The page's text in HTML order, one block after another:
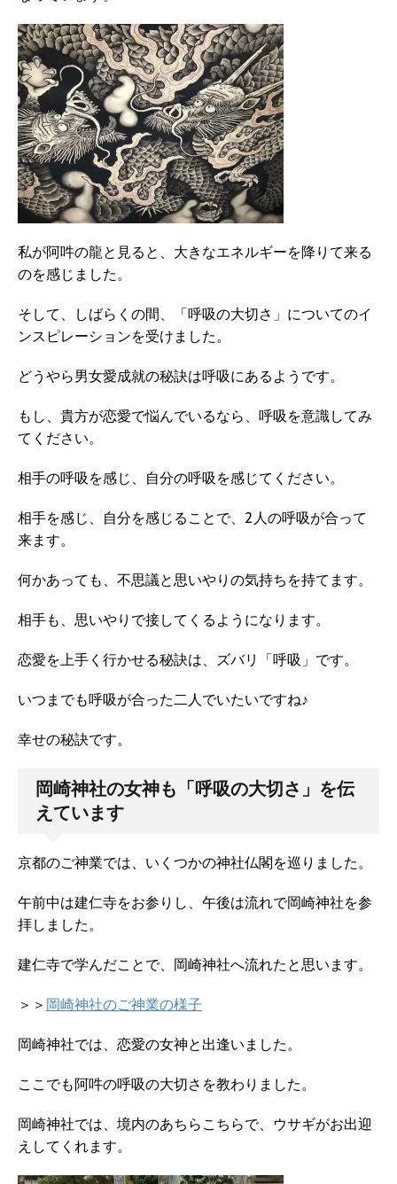
私が阿吽の龍と見ると、大きなエネルギーを降りて来る
のを感じました。
そして、しばらくの間、「呼吸の大切さ」についてのイ
ンスピレーションを受けました。
どうやら男女愛成就の秘訣は呼吸にあるようです。
もし、貴方が恋愛で悩んでいるなら、呼吸を意識してみ
てください。
相手の呼吸を感じ、自分の呼吸を感じてください。
相手を感じ、自分を感じることで、2人の呼吸が合って
来ます。
何かあっても、不思議と思いやりの気持ちを持てます。
相手も、思いやりで接してくるようになります。
恋愛を上手く行かせる秘訣は、ズバリ「呼吸」です。
いつまでも呼吸が合った二人でいたいですね♪
幸せの秘訣です。
岡崎神社の女神も「呼吸の大切さ」を伝
えています
京都のご神業では、いくつかの神社仏閣を巡りました。
午前中は建仁寺をお参りし、午後は流れで岡崎神社を参
拝しました。
建仁寺で学んだことで、岡崎神社へ流れたと思います。
＞＞ 岡崎神社のご神業の様子
岡崎神社では、恋愛の女神と出逢いました。
ここでも阿吽の呼吸の大切さを教わりました。
岡崎神社では、境内のあちらこちらで、ウサギがお出迎
えしてくれます。